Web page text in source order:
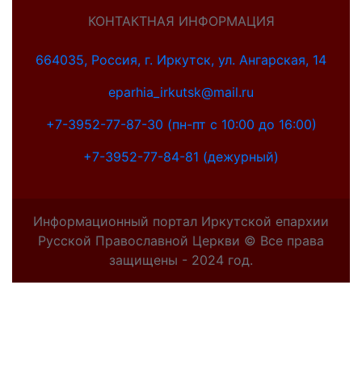
КОНТАКТНАЯ ИНФОРМАЦИЯ
664035, Россия, г. Иркутск, ул. Ангарская, 14
eparhia_irkutsk@mail.ru
+7-3952-77-87-30 (пн-пт с 10:00 до 16:00)
+7-3952-77-84-81 (дежурный)
Информационный портал Иркутской епархии
Русской Православной Церкви © Все права
защищены - 2024 год.